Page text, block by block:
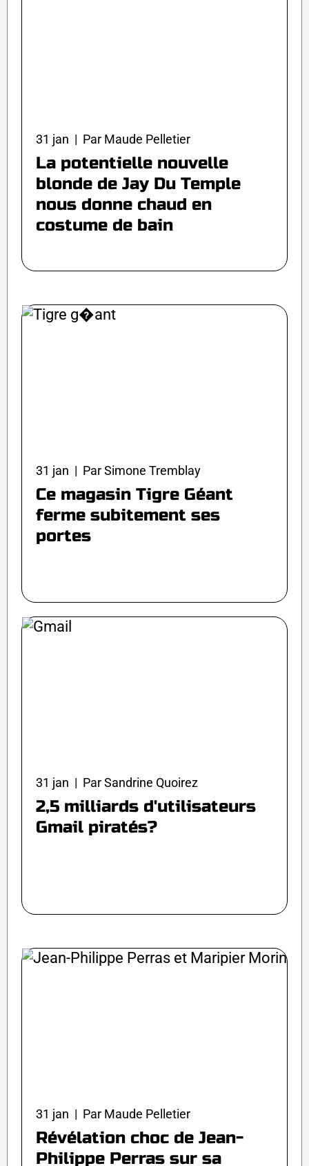
31 jan | Par Maude Pelletier
La potentielle nouvelle
blonde de Jay Du Temple
nous donne chaud en
costume de bain
31 jan | Par Simone Tremblay
Ce magasin Tigre Géant
ferme subitement ses
portes
31 jan | Par Sandrine Quoirez
2,5 milliards d'utilisateurs
Gmail piratés?
31 jan | Par Maude Pelletier
Révélation choc de Jean-
Philippe Perras sur sa